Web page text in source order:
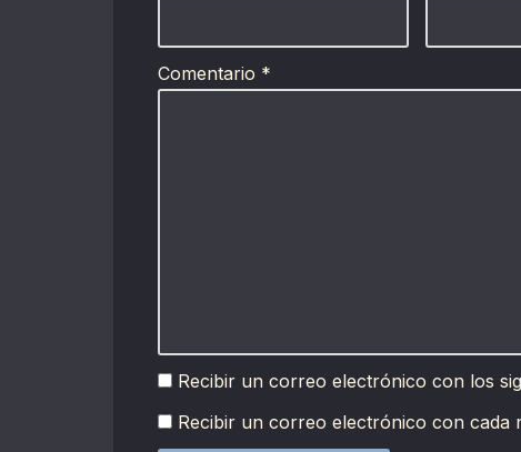
Comentario *
Recibir un correo electrónico con los
Recibir un correo electrónico con cada